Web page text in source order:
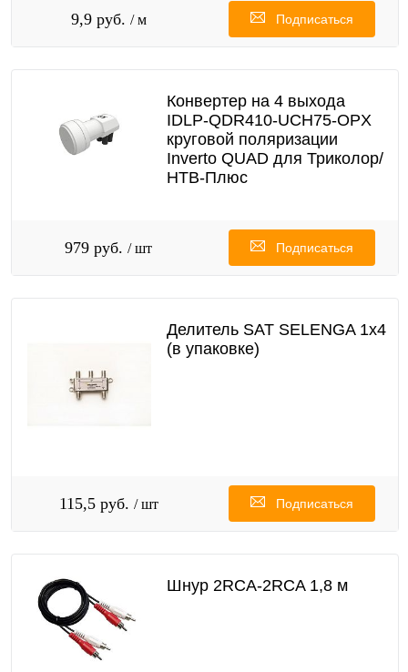
9,9 руб. / м Подписаться
Конвертер на 4 выхода
IDLP-QDR410-UCH75-OPX
круговой поляризации
Inverto QUAD для Триколор/
НТВ-Плюс
979 руб. / шт Подписаться
Делитель SAT SELENGA 1х4
(в упаковке)
115,5 руб. / шт Подписаться
Шнур 2RCA-2RCA 1,8 м